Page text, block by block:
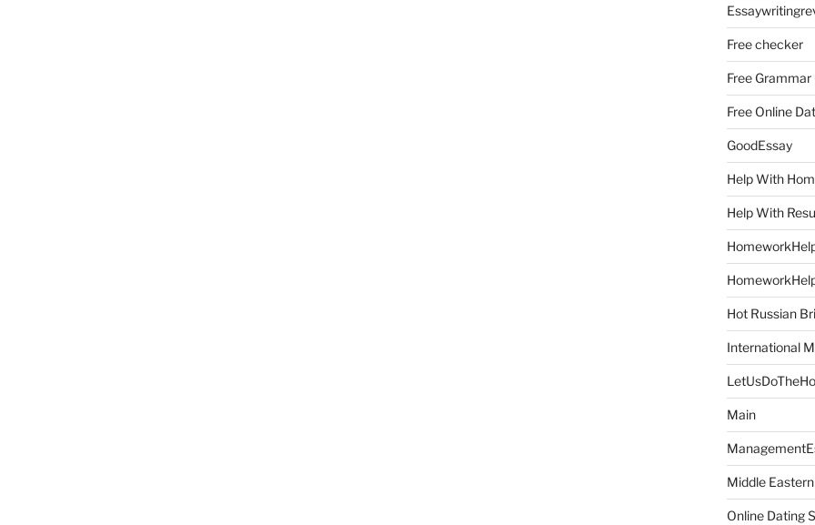
Free checker
Free
Free Online
GoodEssay
Help With
Help With
Hot Russian
International
Main
Middle
Online Dating